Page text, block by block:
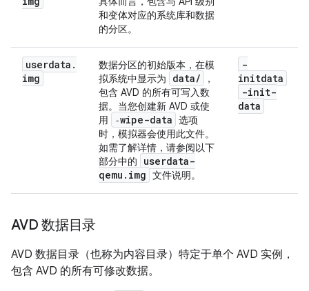
和变体对应的系统库和数据
的分区。
userdata .
img
数据分区的初始版本，在模
拟系统中显示为
data/
，
包含 AVD 的所有可写入数
据。当您创建新 AVD 或使
用
‑wipe-data 选项
时，模拟器会使用此文件。
如需了解详情，请参阅以下
部分中的
userdata-
qemu . img 文件说明。
-
initdata
-init-
data
AVD 数据目录
AVD 数据目录（也称为内容目录）特定于单个 AVD 实例，
包含 AVD 的所有可修改数据。